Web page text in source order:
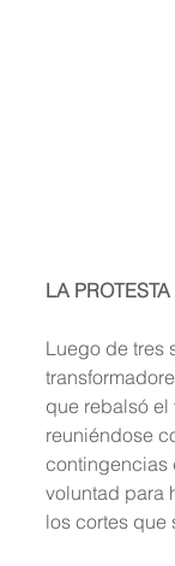
LA
Luego de tres
que rebalsó el
reuniéndose
contingencias
voluntad para
los cortes que